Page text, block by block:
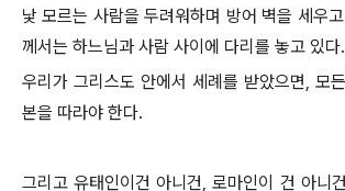
낯 모르는 사람을 두려워하며 방어 벽을 세우
께서는 하느님과 사람 사이에 다리를 놓고 있다.
우리가 그리스도 안에서 세례를 받았으면, 모
본을 따라야 한다.
그리고 유태인이건 아니건, 로마인이 건 아니